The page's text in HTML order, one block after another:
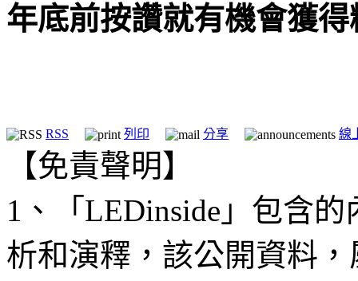
年底前按讚就有機會獲
RSS 列印 分享 線
【免責聲明】
1、「LEDinside」包含
析和演釋，該公開資料